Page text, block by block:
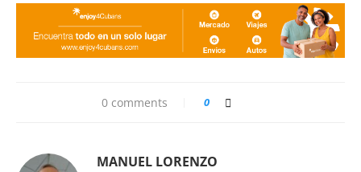
0 comments 0
MANUEL LORENZO